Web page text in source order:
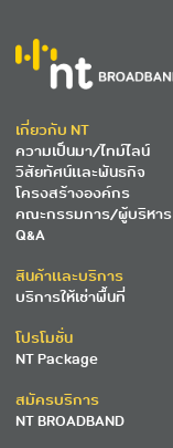
เกี่ยวกับ NT
ความเป็นมา/ไทม์ไลน์
วิสัยทัศน์และพันธกิจ
โครงสร้างองค์กร
คณะกรรมการ/ผู้บริหาร
Q&A
สินค้าและบริการ
บริการให้เช่าพื้นที่
โปรโมชั่น
NT Package
สมัครบริการ
NT BROADBAND